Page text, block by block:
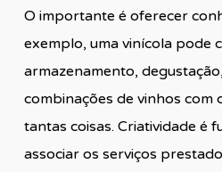
O importante é oferecer
exemplo, uma vinícola pode
armazenamento,
combinações de vinhos com
tantas coisas. Criatividade é
associar os serviços